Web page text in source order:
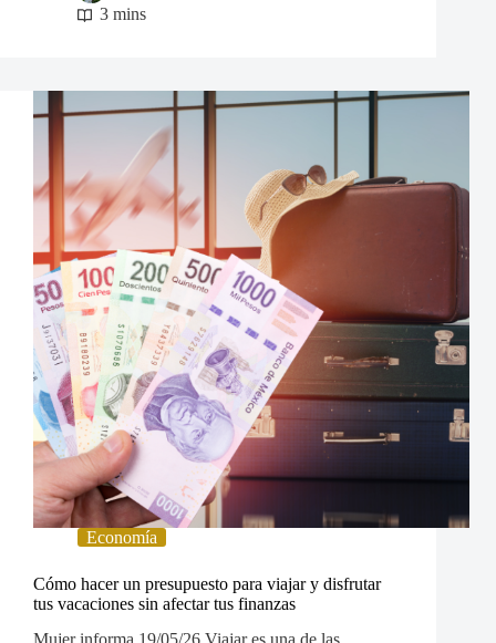
3 mins
Economía
Cómo hacer un presupuesto para viajar y disfrutar
tus vacaciones sin afectar tus finanzas